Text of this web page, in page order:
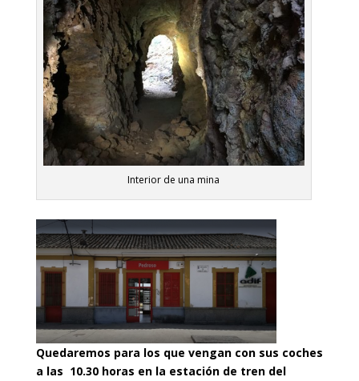
Interior de una mina
Quedaremos para los que vengan con sus coches
a las 10.30 horas en la estación de tren del